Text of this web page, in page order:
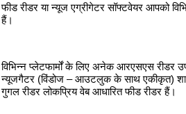
फीड रीडर या न्‍यूज एग्रीगेटर सॉफ्टवेयर आपको
हैं।
विभिन्‍न प्‍लेटफार्मों के लिए अनेक आरएसएस रीडर
न्‍यूजगैटर (विंडोज – आउटलुक के साथ एकीकृत)
गुगल रीडर लोकप्रिय वेब आधारित फीड रीडर हैं।